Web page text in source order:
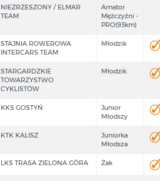
NIEZRZESZONY / ELMAR
TEAM
Amator
Mężczyźni -
PRO(93km)
STAJNIA ROWEROWA
INTERCARS TEAM
Młodzik
STARGARDZKIE
TOWARZYSTWO
CYKLISTÓW
Młodzik
KKS GOSTYŃ
Junior
Młodszy
KTK KALISZ
Juniorka
Młodsza
LKS TRASA ZIELONA GÓRA Żak